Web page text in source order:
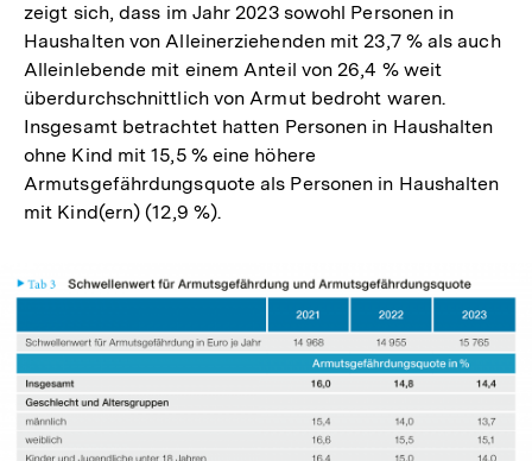
zeigt sich, dass im Jahr 2023 sowohl Personen in
Haushalten von Alleinerziehenden mit 23,7 % als auch
Alleinlebende mit einem Anteil von 26,4 % weit
überdurchschnittlich von Armut bedroht waren.
Insgesamt betrachtet hatten Personen in Haushalten
ohne Kind mit 15,5 % eine höhere
Armutsgefährdungsquote als Personen in Haushalten
mit Kind(ern) (12,9 %).